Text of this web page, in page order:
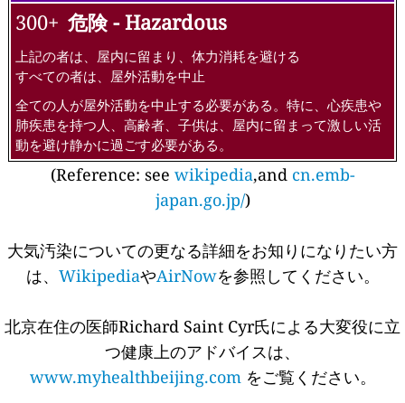
300+ 危険 - Hazardous
上記の者は、屋内に留まり、体力消耗を避ける
すべての者は、屋外活動を中止
全ての人が屋外活動を中止する必要がある。特に、心疾患や
肺疾患を持つ人、高齢者、子供は、屋内に留まって激しい活
動を避け静かに過ごす必要がある。
(Reference: see wikipedia,and cn.emb-
japan.go.jp/)
大気汚染についての更なる詳細をお知りになりたい方
は、 WikipediaやAirNowを参照してください。
北京在住の医師Richard Saint Cyr氏による大変役に立
つ健康上のアドバイスは、
www.myhealthbeijing.com をご覧ください。